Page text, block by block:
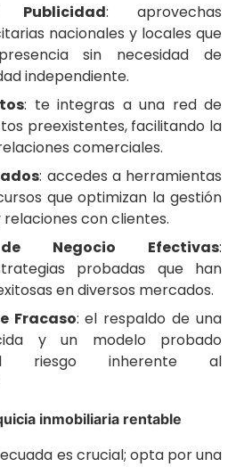
: aprovechas
nacionales y locales que
sin necesidad de
independiente.
: te integras a una red de
preexistentes, facilitando la
comerciales.
: accedes a herramientas
que optimizan la gestión
con clientes.
Negocio Efectivas:
probadas que han
en diversos mercados.
Fracaso: el respaldo de una
y un modelo probado
riesgo inherente al
inmobiliaria rentable
es crucial; opta por una